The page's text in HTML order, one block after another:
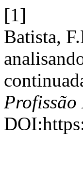
[1]
Batista,
Profissão